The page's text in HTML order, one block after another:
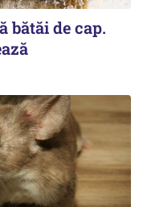
bătăi de cap.